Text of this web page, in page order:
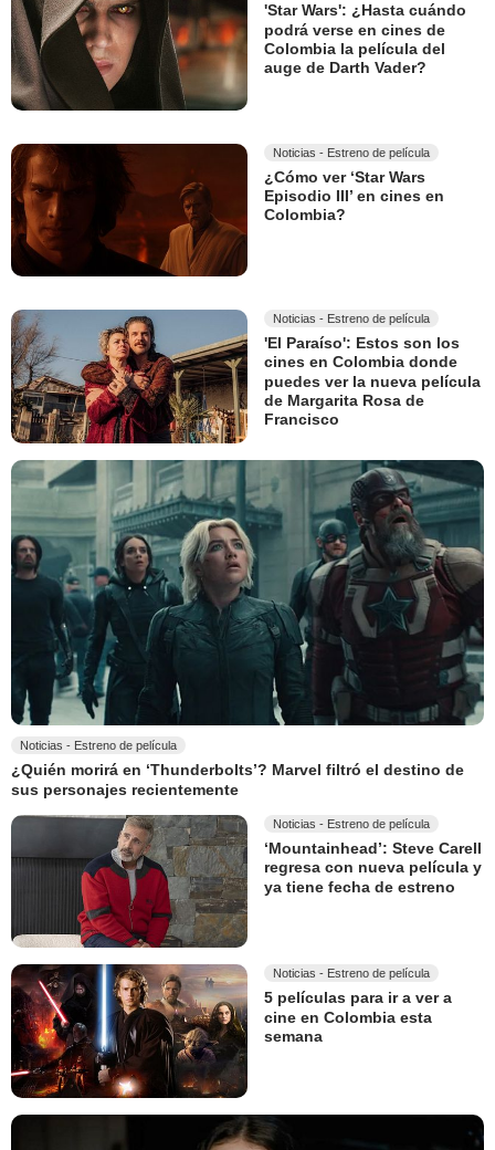
'Star Wars': ¿Hasta cuándo
podrá verse en cines de
Colombia la película del
auge de Darth Vader?
Noticias - Estreno de película
¿Cómo ver ‘Star Wars
Episodio III’ en cines en
Colombia?
Noticias - Estreno de película
'El Paraíso': Estos son los
cines en Colombia donde
puedes ver la nueva película
de Margarita Rosa de
Francisco
Noticias - Estreno de película
¿Quién morirá en ‘Thunderbolts’? Marvel filtró el destino de
sus personajes recientemente
Noticias - Estreno de película
‘Mountainhead’: Steve Carell
regresa con nueva película y
ya tiene fecha de estreno
Noticias - Estreno de película
5 películas para ir a ver a
cine en Colombia esta
semana